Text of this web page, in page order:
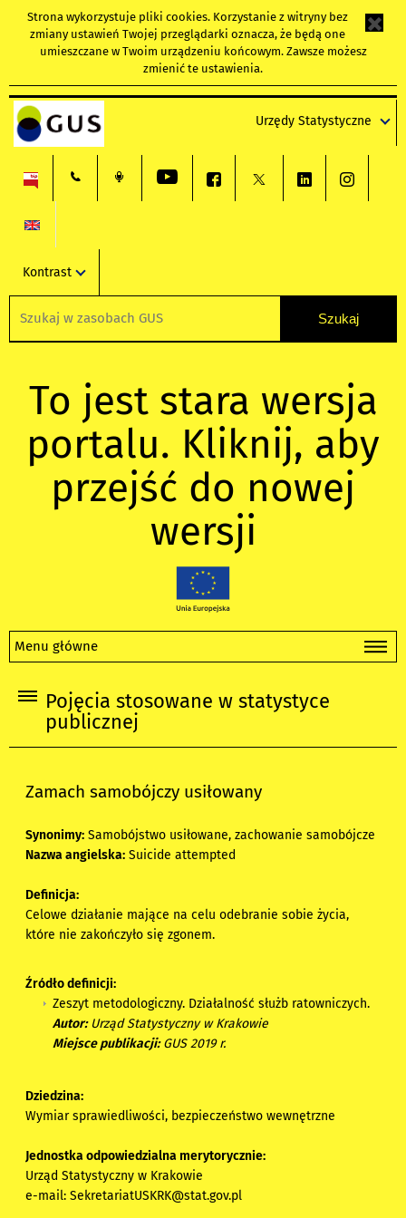
Strona wykorzystuje pliki cookies. Korzystanie z witryny bez
zmiany ustawień Twojej przeglądarki oznacza, że będą one
umieszczane w Twoim urządzeniu końcowym. Zawsze możesz
zmienić te ustawienia.
Urzędy Statystyczne
Kontrast
To jest stara wersja
portalu. Kliknij, aby
przejść do nowej
wersji
Menu główne
Pojęcia stosowane w statystyce
publicznej
Zamach samobójczy usiłowany
Synonimy: Samobójstwo usiłowane, zachowanie samobójcze
Nazwa angielska: Suicide attempted
Definicja:
Celowe działanie mające na celu odebranie sobie życia,
które nie zakończyło się zgonem.
Źródło definicji:
Zeszyt metodologiczny. Działalność służb ratowniczych.
Autor:Urząd Statystyczny w Krakowie
Miejsce publikacji:GUS 2019 r.
Dziedzina:
Wymiar sprawiedliwości, bezpieczeństwo wewnętrzne
Jednostka odpowiedzialna merytorycznie:
Urząd Statystyczny w Krakowie
e-mail:SekretariatUSKRK@stat.gov.pl